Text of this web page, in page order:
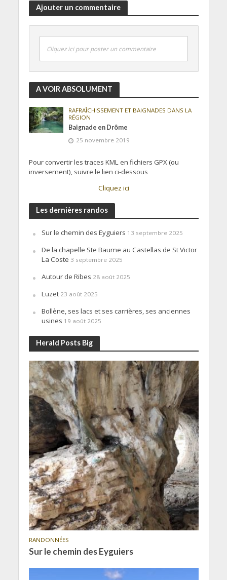
Ajouter un commentaire
Cliquez ici pour poster un commentaire
A VOIR ABSOLUMENT
RAFRAÎCHISSEMENT ET BAIGNADES DANS LA
RÉGION
Baignade en Drôme
25 novembre 2019
Pour convertir les traces KML en fichiers GPX (ou
inversement), suivre le lien ci-dessous
Cliquez ici
Les dernières randos
Sur le chemin des Eyguiers 13 septembre 2025
De la chapelle Ste Baume au Castellas de St Victor
La Coste 3 septembre 2025
Autour de Ribes 28 août 2025
Luzet 23 août 2025
Bollène, ses lacs et ses carrières, ses anciennes
usines 19 août 2025
Herald Posts Big
RANDONNÉES
Sur le chemin des Eyguiers